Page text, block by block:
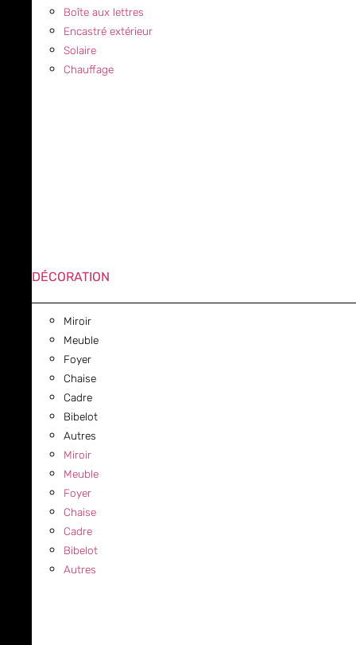
Boîte aux lettres
Encastré extérieur
Solaire
Chauffage
DÉCORATION
Miroir
Meuble
Foyer
Chaise
Cadre
Bibelot
Autres
Miroir
Meuble
Foyer
Chaise
Cadre
Bibelot
Autres